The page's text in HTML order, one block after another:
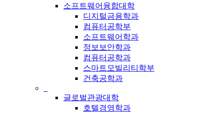
소프트웨어융합대학
디지털금융학과
컴퓨터공학부
소프트웨어학과
정보보안학과
컴퓨터공학과
스마트모빌리티학부
건축공학과
글로벌관광대학
호텔경영학과